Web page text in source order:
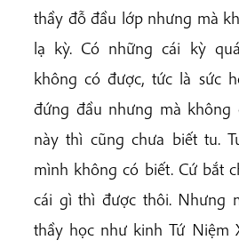
thầy đỗ đầu lớp nhưng mà
lạ kỳ. Có những cái kỳ
không có được, tức là sức
đứng đầu nhưng mà không
này thì cũng chưa biết tu.
mình không có biết. Cứ bắt
cái gì thì được thôi. Nhưng
thầy học như kinh Tứ Niệm